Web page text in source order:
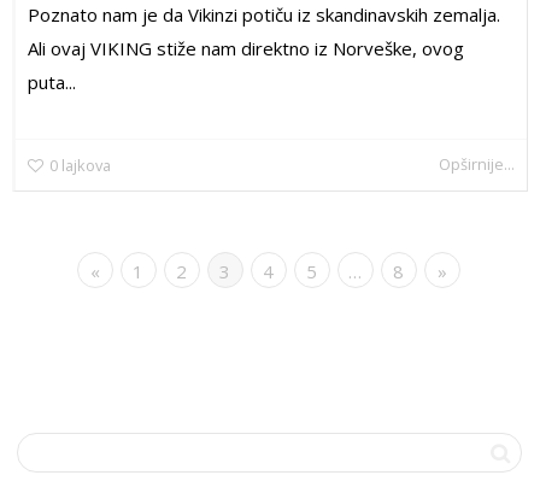
Poznato nam je da Vikinzi potiču iz skandinavskih zemalja.
Ali ovaj VIKING stiže nam direktno iz Norveške, ovog
puta...
0 lajkova Opširnije...
« 1 2 3 4 5 … 8 »